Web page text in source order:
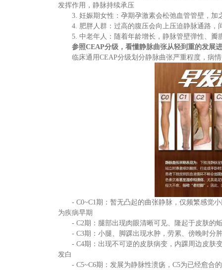
发挥作用，静脉持续承压
3. 妊娠期女性：孕期孕激素会松弛血管管壁，
4. 肥胖人群：过高的腹压会向上压迫静脉通路，
5. 中老年人：随着年龄增长，静脉管壁弹性、瓣
参照CEAP分级，看懂静脉曲张从轻到重的发展
临床通用CEAP分级划分静脉曲张严重程度，病
- C0~C1期：暂无凸起的曲张静脉，仅频繁感觉
为疾病早期
- C2期：腿部出现肉眼清晰可见、隆起于皮肤的
- C3期：小腿、脚踝出现水肿，劳累、傍晚时分
- C4期：出现不可逆的皮肤病变，内踝周边皮肤
发白
- C5~C6期：发展为静脉性溃疡，C5为已经愈合